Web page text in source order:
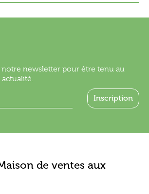
newsletter pour être tenu au
de ventes aux